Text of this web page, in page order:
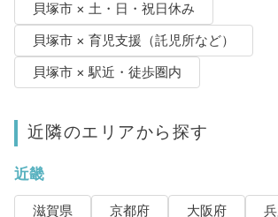
貝塚市 × 土・日・祝日休み
貝塚市 × 育児支援（託児所など）
貝塚市 × 駅近・徒歩圏内
近隣のエリアから探す
近畿
滋賀県 京都府 大阪府